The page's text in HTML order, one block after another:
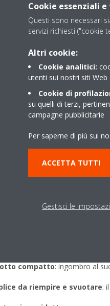
500 L presenta grande
un sistema solare in pressione
a soluzioni residenziali che
di
della pompa di calore con il
facile l'installazione di questo
dello scaldacqua ECH2O Daikin:
compatto: ingombro al
da riempire e svuotare:
Cookie essenziali
Questi sono necessari
servizi richiesti ("cookie
Altri cookie:
Cookie analitici:
utenti sui nostri siti Web
Cookie di
su quelli di terzi,
campagne pubblicitarie
Per saperne di più sui
ACCETTA TUTTI
Gestisci le